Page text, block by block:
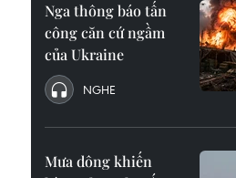
Nga thông báo tấn
công căn cứ ngầm
của Ukraine
NGHE
Mưa dông khiến